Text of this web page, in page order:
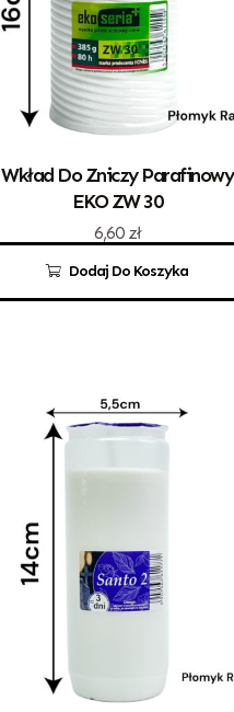
Dodaj Do Koszyka
Wkład Do Zniczy Parafinowy
EKO ZW 30
6,60 zł